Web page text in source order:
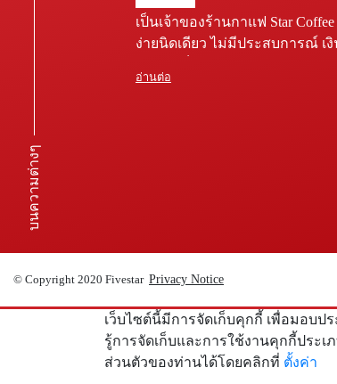
บนความต่างๆ
เป็นเจ้าของร้านกาแฟ Star Coffee
ง่ายนิดเดียว ไม่มีประสบการณ์ เ
อ่านต่อ
© Copyright 2020 Fivestar Privacy Notice
เว็บไซต์นี้มีการจัดเก็บคุกกี้ เพื่อมอบ
รู้การจัดเก็บและการใช้งานคุกกี้ประ
ส่วนตัวของท่านได้โดยคลิกที่ ตั้งค่า